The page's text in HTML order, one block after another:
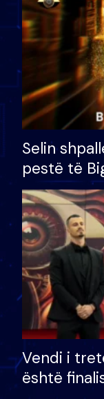
Selin
pestë të
çmimin e
Vendi i
është